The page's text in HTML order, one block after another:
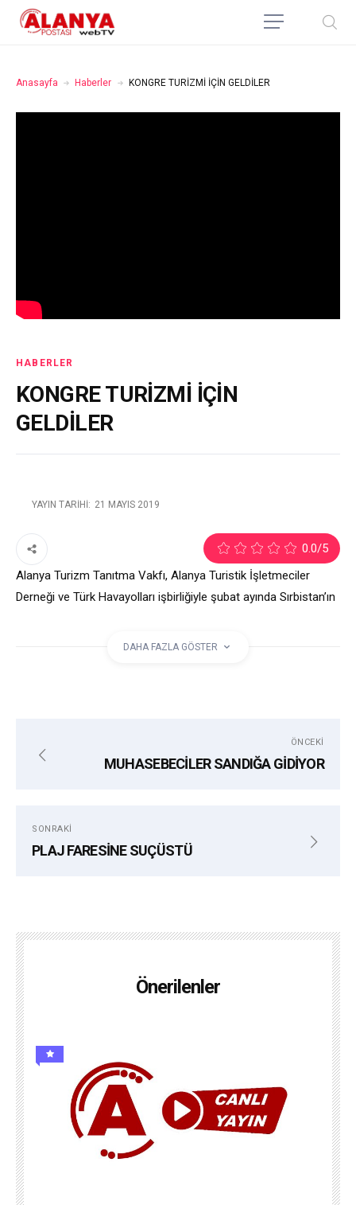
Anasayfa Haberler KONGRE TURİZMİ İÇİN GELDİLER
HABERLER
KONGRE TURİZMİ İÇİN
GELDİLER
YAYIN TARIHI: 21 MAYIS 2019
0.0/5
Alanya Turizm Tanıtma Vakfı, Alanya Turistik İşletmeciler
Derneği ve Türk Havayolları işbirliğiyle şubat ayında Sırbistan’ın
sonucunda, kongre turizminde uzmanlaşmış 6 acente
DAHA FAZLA GÖSTER
ÖNCEKI
MUHASEBECİLER SANDIĞA GİDİYOR
SONRAKI
PLAJ FARESİNE SUÇÜSTÜ
Önerilenler